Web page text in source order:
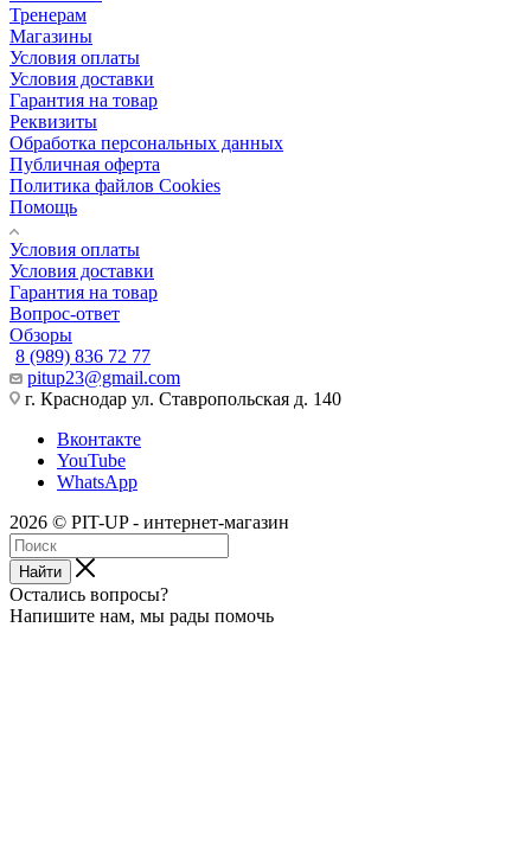
Тренерам
Магазины
Условия оплаты
Условия доставки
Гарантия на товар
Реквизиты
Обработка персональных данных
Публичная оферта
Политика файлов Cookies
Помощь
Условия оплаты
Условия доставки
Гарантия на товар
Вопрос-ответ
Обзоры
8 (989) 836 72 77
pitup23@gmail.com
г. Краснодар ул. Ставропольская д. 140
Вконтакте
YouTube
WhatsApp
2026 © PIT-UP - интернет-магазин
Найти
Остались вопросы?
Напишите нам, мы рады помочь